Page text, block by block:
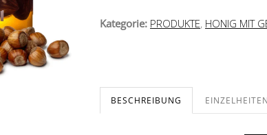
Kategorie: PRODUKTE, HONIG MIT
BESCHREIBUNG EINZELHEITEN